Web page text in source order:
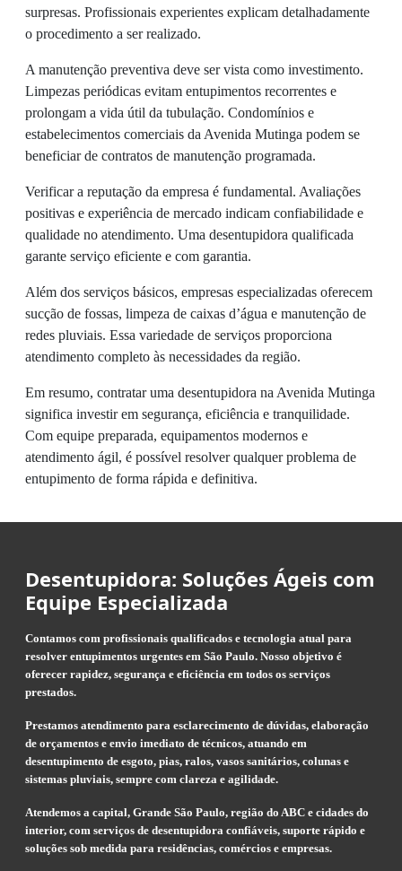
surpresas. Profissionais experientes explicam detalhadamente
o procedimento a ser realizado.
A manutenção preventiva deve ser vista como investimento.
Limpezas periódicas evitam entupimentos recorrentes e
prolongam a vida útil da tubulação. Condomínios e
estabelecimentos comerciais da Avenida Mutinga podem se
beneficiar de contratos de manutenção programada.
Verificar a reputação da empresa é fundamental. Avaliações
positivas e experiência de mercado indicam confiabilidade e
qualidade no atendimento. Uma desentupidora qualificada
garante serviço eficiente e com garantia.
Além dos serviços básicos, empresas especializadas oferecem
sucção de fossas, limpeza de caixas d’água e manutenção de
redes pluviais. Essa variedade de serviços proporciona
atendimento completo às necessidades da região.
Em resumo, contratar uma desentupidora na Avenida Mutinga
significa investir em segurança, eficiência e tranquilidade.
Com equipe preparada, equipamentos modernos e
atendimento ágil, é possível resolver qualquer problema de
entupimento de forma rápida e definitiva.
Desentupidora: Soluções Ágeis com
Equipe Especializada
Contamos com profissionais qualificados e tecnologia atual para
resolver entupimentos urgentes em São Paulo. Nosso objetivo é
oferecer rapidez, segurança e eficiência em todos os serviços
prestados.
Prestamos atendimento para esclarecimento de dúvidas, elaboração
de orçamentos e envio imediato de técnicos, atuando em
desentupimento de esgoto, pias, ralos, vasos sanitários, colunas e
sistemas pluviais, sempre com clareza e agilidade.
Atendemos a capital, Grande São Paulo, região do ABC e cidades do
interior, com serviços de desentupidora confiáveis, suporte rápido e
soluções sob medida para residências, comércios e empresas.